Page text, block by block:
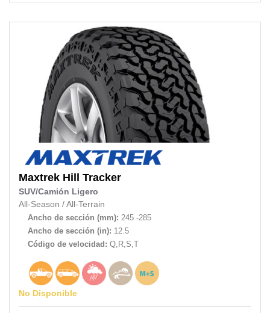
Maxtrek Hill Tracker
SUV/Camión Ligero
All-Season / All-Terrain
Ancho de sección (mm): 245 -285
Ancho de sección (in): 12.5
Código de velocidad: Q,R,S,T
No Disponible